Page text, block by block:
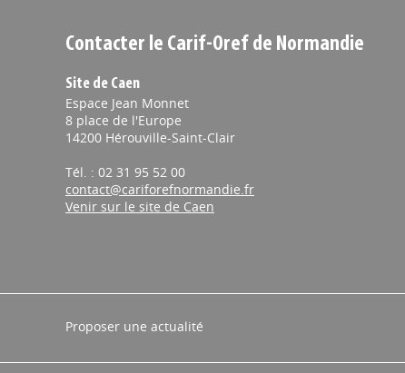
Site de Caen
Espace Jean Monnet
8 place de l'Europe
Tél. : 02 31 95 52 00
contact@cariforefnormandie.fr